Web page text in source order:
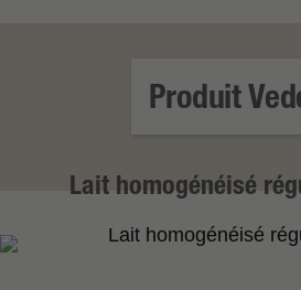
Produit
Lait homogénéisé